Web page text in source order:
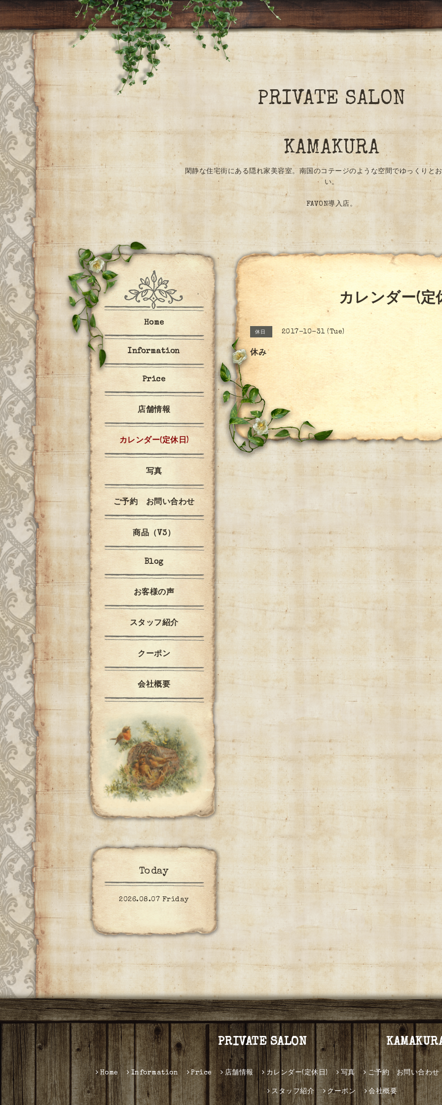
PRIVATE SALON
KAMAKURA
閑静な住宅街にある隠れ家美容室。南国のコテージのような空間でゆっくりと
い。
FAVON導入店。
カレンダー(定
休日 2017-10-31 (Tue)
休み
Home
Information
Price
店舗情報
カレンダー(定休日)
写真
ご予約 お問い合わせ
商品（V3）
Blog
お客様の声
スタッフ紹介
クーポン
会社概要
Today
2026.08.07 Friday
PRIVATE SALON
Home Information Price 店舗情報 カレンダー(定休日) 写真 ご予約 お問い合わせ
スタッフ紹介 クーポン 会社概要